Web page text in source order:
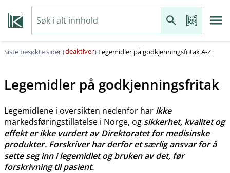
Siste besøkte sider (deaktiver) Legemidler på godkjenningsfritak A-Z
Legemidler på godkjenningsfritak
Legemidlene i oversikten nedenfor har ikke
markedsføringstillatelse i Norge, og sikkerhet, kvalitet og
effekt er ikke vurdert avDirektoratet for medisinske
produkter. Forskriver har derfor et særlig ansvar for å
sette seg inn i legemidlet og bruken av det, før
forskrivning til pasient.